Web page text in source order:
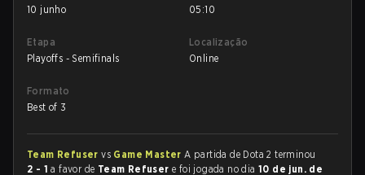
10 junho
05:10
Etapa
Playoffs - Semifinals
Localização
Online
Formato
Best of 3
Team Refuservs Game MasterA partida de Dota 2 terminou
2 - 1 a favor de Team Refusere foi jogada no dia10 de jun. de